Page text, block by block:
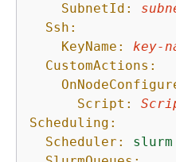
SubnetId:
Ssh:
KeyName:
key-
CustomActions:
Script:
Scheduling:
Scheduler:
slurm